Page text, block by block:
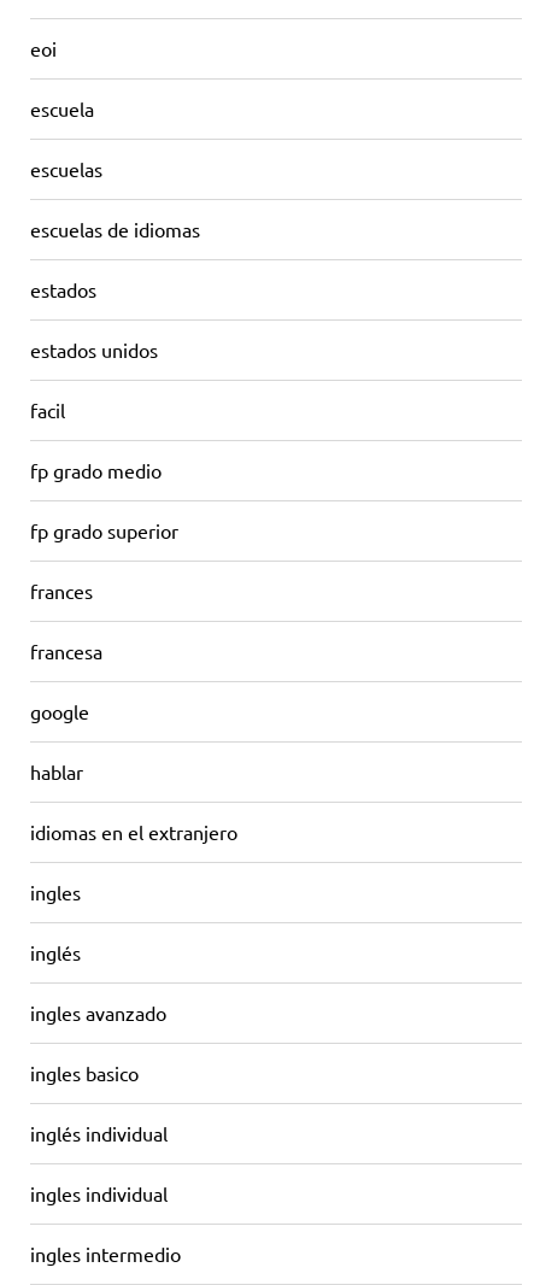
eoi
escuela
escuelas
escuelas de idiomas
estados
estados unidos
facil
fp grado medio
fp grado superior
frances
francesa
google
hablar
idiomas en el extranjero
ingles
inglés
ingles avanzado
ingles basico
inglés individual
ingles individual
ingles intermedio